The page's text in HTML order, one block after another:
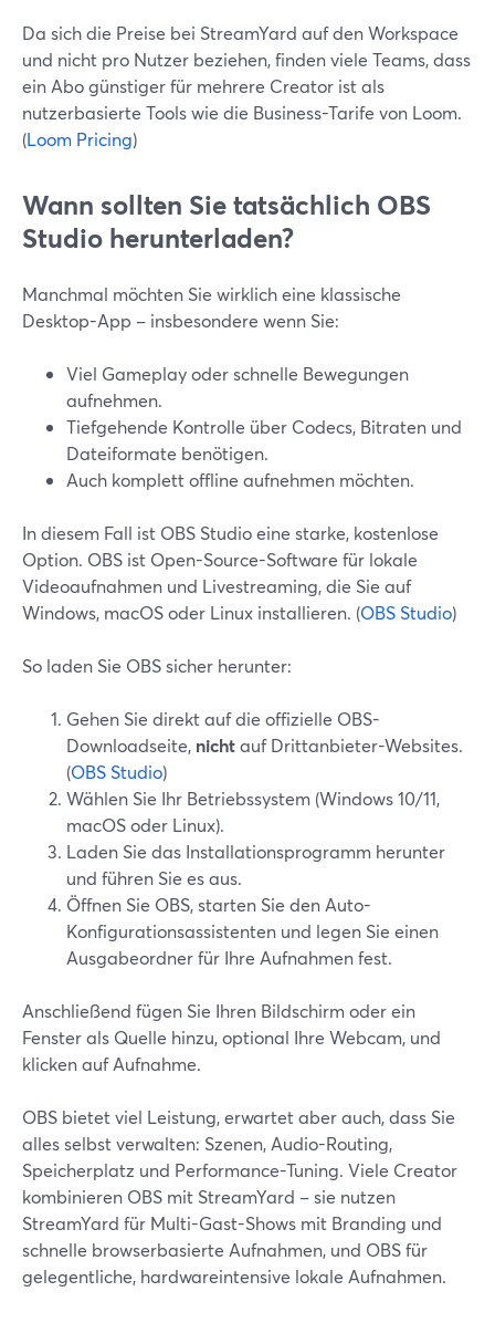
Da sich die Preise bei StreamYard auf den Workspace
und nicht pro Nutzer beziehen, finden viele Teams, dass
ein Abo günstiger für mehrere Creator ist als
nutzerbasierte Tools wie die Business-Tarife von Loom.
(Loom Pricing)
Wann sollten Sie tatsächlich OBS
Studio herunterladen?
Manchmal möchten Sie wirklich eine klassische
Desktop-App – insbesondere wenn Sie:
Viel Gameplay oder schnelle Bewegungen
aufnehmen.
Tiefgehende Kontrolle über Codecs, Bitraten und
Dateiformate benötigen.
Auch komplett offline aufnehmen möchten.
In diesem Fall ist OBS Studio eine starke, kostenlose
Option. OBS ist Open-Source-Software für lokale
Videoaufnahmen und Livestreaming, die Sie auf
Windows, macOS oder Linux installieren. (OBS Studio)
So laden Sie OBS sicher herunter:
Gehen Sie direkt auf die offizielle OBS-
Downloadseite, nichtauf Drittanbieter-Websites.
(OBS Studio)
Wählen Sie Ihr Betriebssystem (Windows 10/11,
macOS oder Linux).
Laden Sie das Installationsprogramm herunter
und führen Sie es aus.
Öffnen Sie OBS, starten Sie den Auto-
Konfigurationsassistenten und legen Sie einen
Ausgabeordner für Ihre Aufnahmen fest.
Anschließend fügen Sie Ihren Bildschirm oder ein
Fenster als Quelle hinzu, optional Ihre Webcam, und
klicken auf Aufnahme.
OBS bietet viel Leistung, erwartet aber auch, dass Sie
alles selbst verwalten: Szenen, Audio-Routing,
Speicherplatz und Performance-Tuning. Viele Creator
kombinieren OBS mit StreamYard – sie nutzen
StreamYard für Multi-Gast-Shows mit Branding und
schnelle browserbasierte Aufnahmen, und OBS für
gelegentliche, hardwareintensive lokale Aufnahmen.